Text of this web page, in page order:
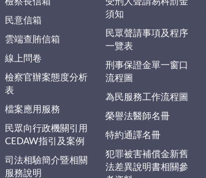
民意信箱
雲端查賄信箱
線上問卷
檢察官辦案態度分析
表
檔案應用服務
民眾向行政機關引用
CEDAW指引及案例
司法相驗簡介暨相關
服務說明
須知
民眾聲請事項及程序
一覽表
刑事保證金單一窗口
流程圖
為民服務工作流程圖
榮譽法醫師名冊
特約通譯名冊
犯罪被害補償金新舊
法差異說明書相關參